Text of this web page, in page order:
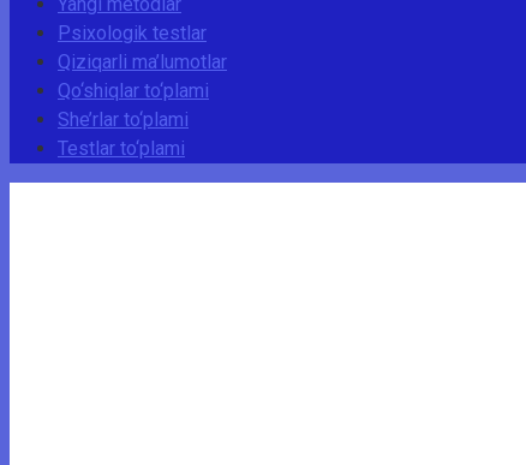
Psixologik testlar
Qiziqarli ma’lumotlar
Qo‘shiqlar to‘plami
She’rlar to‘plami
Testlar to‘plami